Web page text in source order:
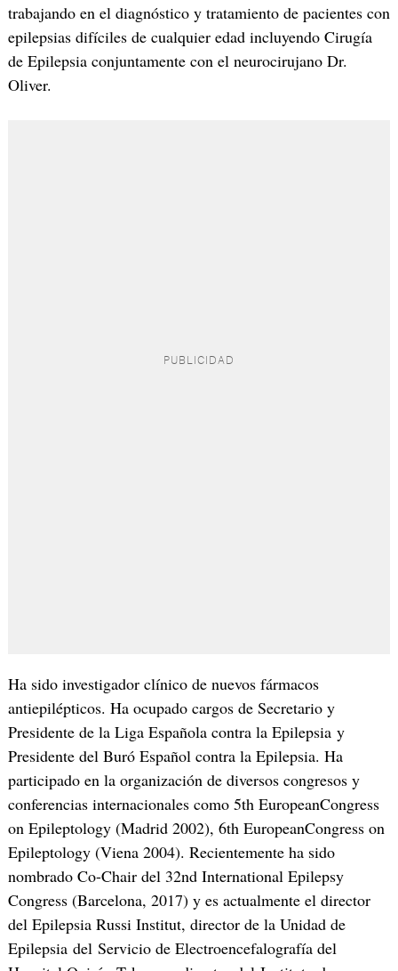
trabajando en el diagnóstico y tratamiento de pacientes con
epilepsias difíciles de cualquier edad incluyendo Cirugía
de Epilepsia conjuntamente con el neurocirujano Dr.
Oliver.
Ha sido investigador clínico de nuevos fármacos
antiepilépticos. Ha ocupado cargos de Secretario y
Presidente de la Liga Española contra la Epilepsia y
Presidente del Buró Español contra la Epilepsia. Ha
participado en la organización de diversos congresos y
conferencias internacionales como 5th EuropeanCongress
on Epileptology (Madrid 2002), 6th EuropeanCongress on
Epileptology (Viena 2004). Recientemente ha sido
nombrado Co-Chair del 32nd International Epilepsy
Congress (Barcelona, 2017) y es actualmente el director
del Epilepsia Russi Institut, director de la Unidad de
Epilepsia del Servicio de Electroencefalografía del